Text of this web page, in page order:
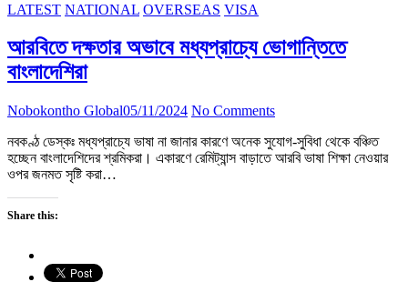
LATEST NATIONAL OVERSEAS VISA
আরবিতে দক্ষতার অভাবে মধ্যপ্রাচ্যে ভোগান্তিতে
বাংলাদেশিরা
Nobokontho Global05/11/2024 No Comments
নবকণ্ঠ ডেস্কঃ মধ্যপ্রাচ্যে ভাষা না জানার কারণে অনেক সুযোগ-সুবিধা থেকে বঞ্চিত
হচ্ছেন বাংলাদেশিদের শ্রমিকরা। একারণে রেমিট্যান্স বাড়াতে আরবি ভাষা শিক্ষা নেওয়ার
ওপর জনমত সৃষ্টি করা…
Share this: